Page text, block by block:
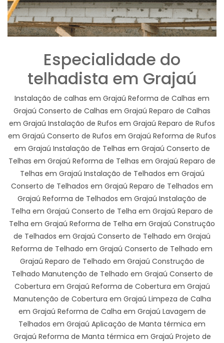
Especialidade do
telhadista em Grajaú
Instalação de calhas em Grajaú Reforma de Calhas em
Grajaú Conserto de Calhas em Grajaú Reparo de Calhas
em Grajaú Instalação de Rufos em Grajaú Reparo de Rufos
em Grajaú Conserto de Rufos em Grajaú Reforma de Rufos
em Grajaú Instalação de Telhas em Grajaú Conserto de
Telhas em Grajaú Reforma de Telhas em Grajaú Reparo de
Telhas em Grajaú Instalação de Telhados em Grajaú
Conserto de Telhados em Grajaú Reparo de Telhados em
Grajaú Reforma de Telhados em Grajaú Instalação de
Telha em Grajaú Conserto de Telha em Grajaú Reparo de
Telha em Grajaú Reforma de Telha em Grajaú Construção
de Telhados em Grajaú Conserto de Telhado em Grajaú
Reforma de Telhado em Grajaú Conserto de Telhado em
Grajaú Reparo de Telhado em Grajaú Construção de
Telhado Manutenção de Telhado em Grajaú Conserto de
Cobertura em Grajaú Reforma de Cobertura em Grajaú
Manutenção de Cobertura em Grajaú Limpeza de Calha
em Grajaú Reforma de Calha em Grajaú Lavagem de
Telhados em Grajaú Aplicação de Manta térmica em
Grajaú Reforma de Manta térmica em Grajaú Projeto de